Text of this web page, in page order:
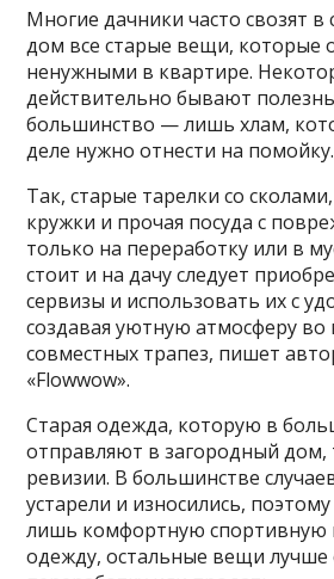
Многие дачники часто свозят в
дом все старые вещи, которые
ненужными в квартире.
действительно бывают
большинство — лишь хлам,
деле нужно отнести на помойку.
Так, старые тарелки со
кружки и прочая посуда с
только на переработку или в
стоит и на дачу следует
сервизы и использовать их с
создавая уютную атмосферу во
совместных трапез, пишет
«Flowwow».
Старая одежда, которую в
отправляют в загородный дом,
ревизии. В большинстве
устарели и износились,
лишь комфортную спортивную
одежду, остальные вещи лучше